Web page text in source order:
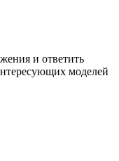
и ответить
моделей